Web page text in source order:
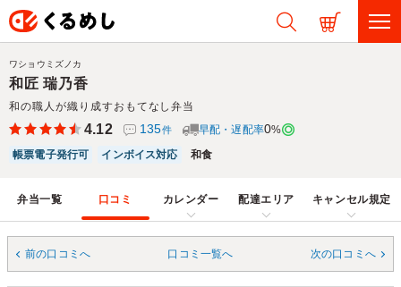
和匠 瑞乃香
和の職人が織り成すおもてなし弁当
ワショウミズノカ
4.12 135件 早配・遅配率0%
帳票電子発行可
インボイス対応 和食
弁当一覧 口コミ カレンダー 配達エリア キャンセル規定
前の口コミへ 口コミ一覧へ 次の口コミへ